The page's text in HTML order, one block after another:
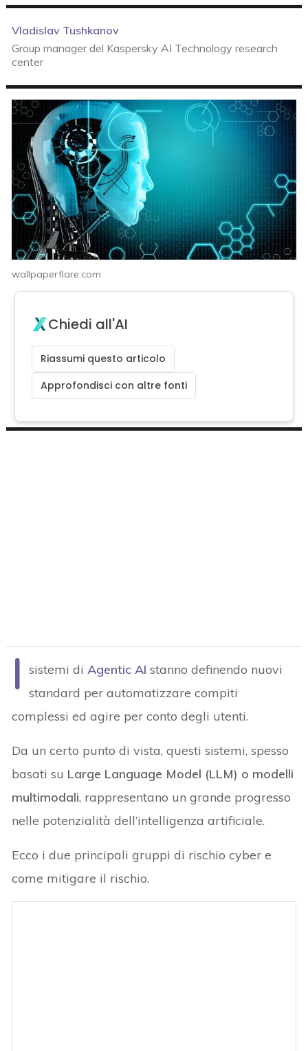
Vladislav Tushkanov
Group manager del Kaspersky AI Technology research
center
wallpaperflare.com
Chiedi all'AI
Riassumi questo articolo
Approfondisci con altre fonti
I sistemi diAgentic AI stanno definendo nuovi
standard per automatizzare compiti
complessi ed agire per conto degli utenti.
Da un certo punto di vista, questi sistemi, spesso
basati su Large Language Model (LLM) o modelli
multimodali, rappresentano un grande progresso
nelle potenzialità dell’intelligenza artificiale.
Ecco i due principali gruppi di rischio cyber e
come mitigare il rischio.